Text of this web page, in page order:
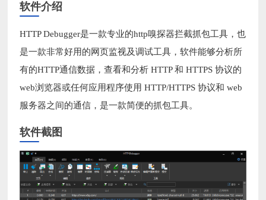
软件介绍
HTTP Debugger是一款专业的http嗅探器拦截抓包工具，也
是一款非常好用的网页监视及调试工具，软件能够分析所
有的HTTP通信数据，查看和分析 HTTP 和 HTTPS 协议的
web浏览器或任何应用程序使用 HTTP/HTTPS 协议和 web
服务器之间的通信，是一款简便的抓包工具。
软件截图